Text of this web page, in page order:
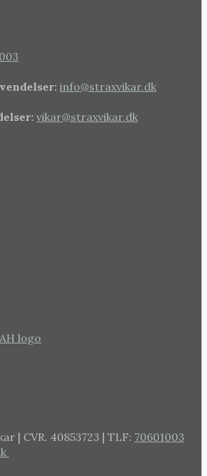
info@straxvikar.dk
vikar@straxvikar.dk
| CVR. 40853723 | TLF: 70601003